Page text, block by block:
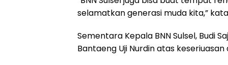
selamatkan generasi muda kita,”
Sementara Kepala BNN Sulsel, Budi
Bantaeng Uji Nurdin atas